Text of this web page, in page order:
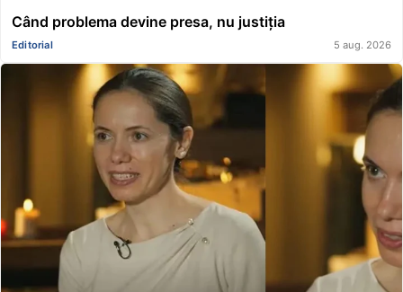
Când problema devine presa, nu justiția
Editorial 5 aug. 2026